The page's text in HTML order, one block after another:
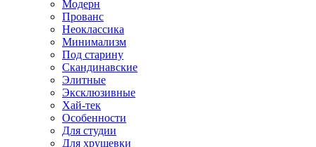
Модерн
Прованс
Неоклассика
Минимализм
Под старину
Скандинавские
Элитные
Эксклюзивные
Хай-тек
Особенности
Для студии
Для хрущевки